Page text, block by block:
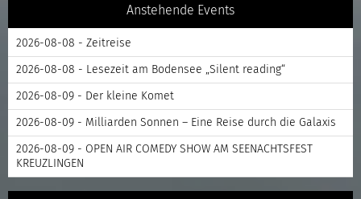
Anstehende Events
2026-08-08 - Zeitreise
2026-08-08 - Lesezeit am Bodensee „Silent reading“
2026-08-09 - Der kleine Komet
2026-08-09 - Milliarden Sonnen – Eine Reise durch die Galaxis
2026-08-09 - OPEN AIR COMEDY SHOW AM SEENACHTSFEST
KREUZLINGEN